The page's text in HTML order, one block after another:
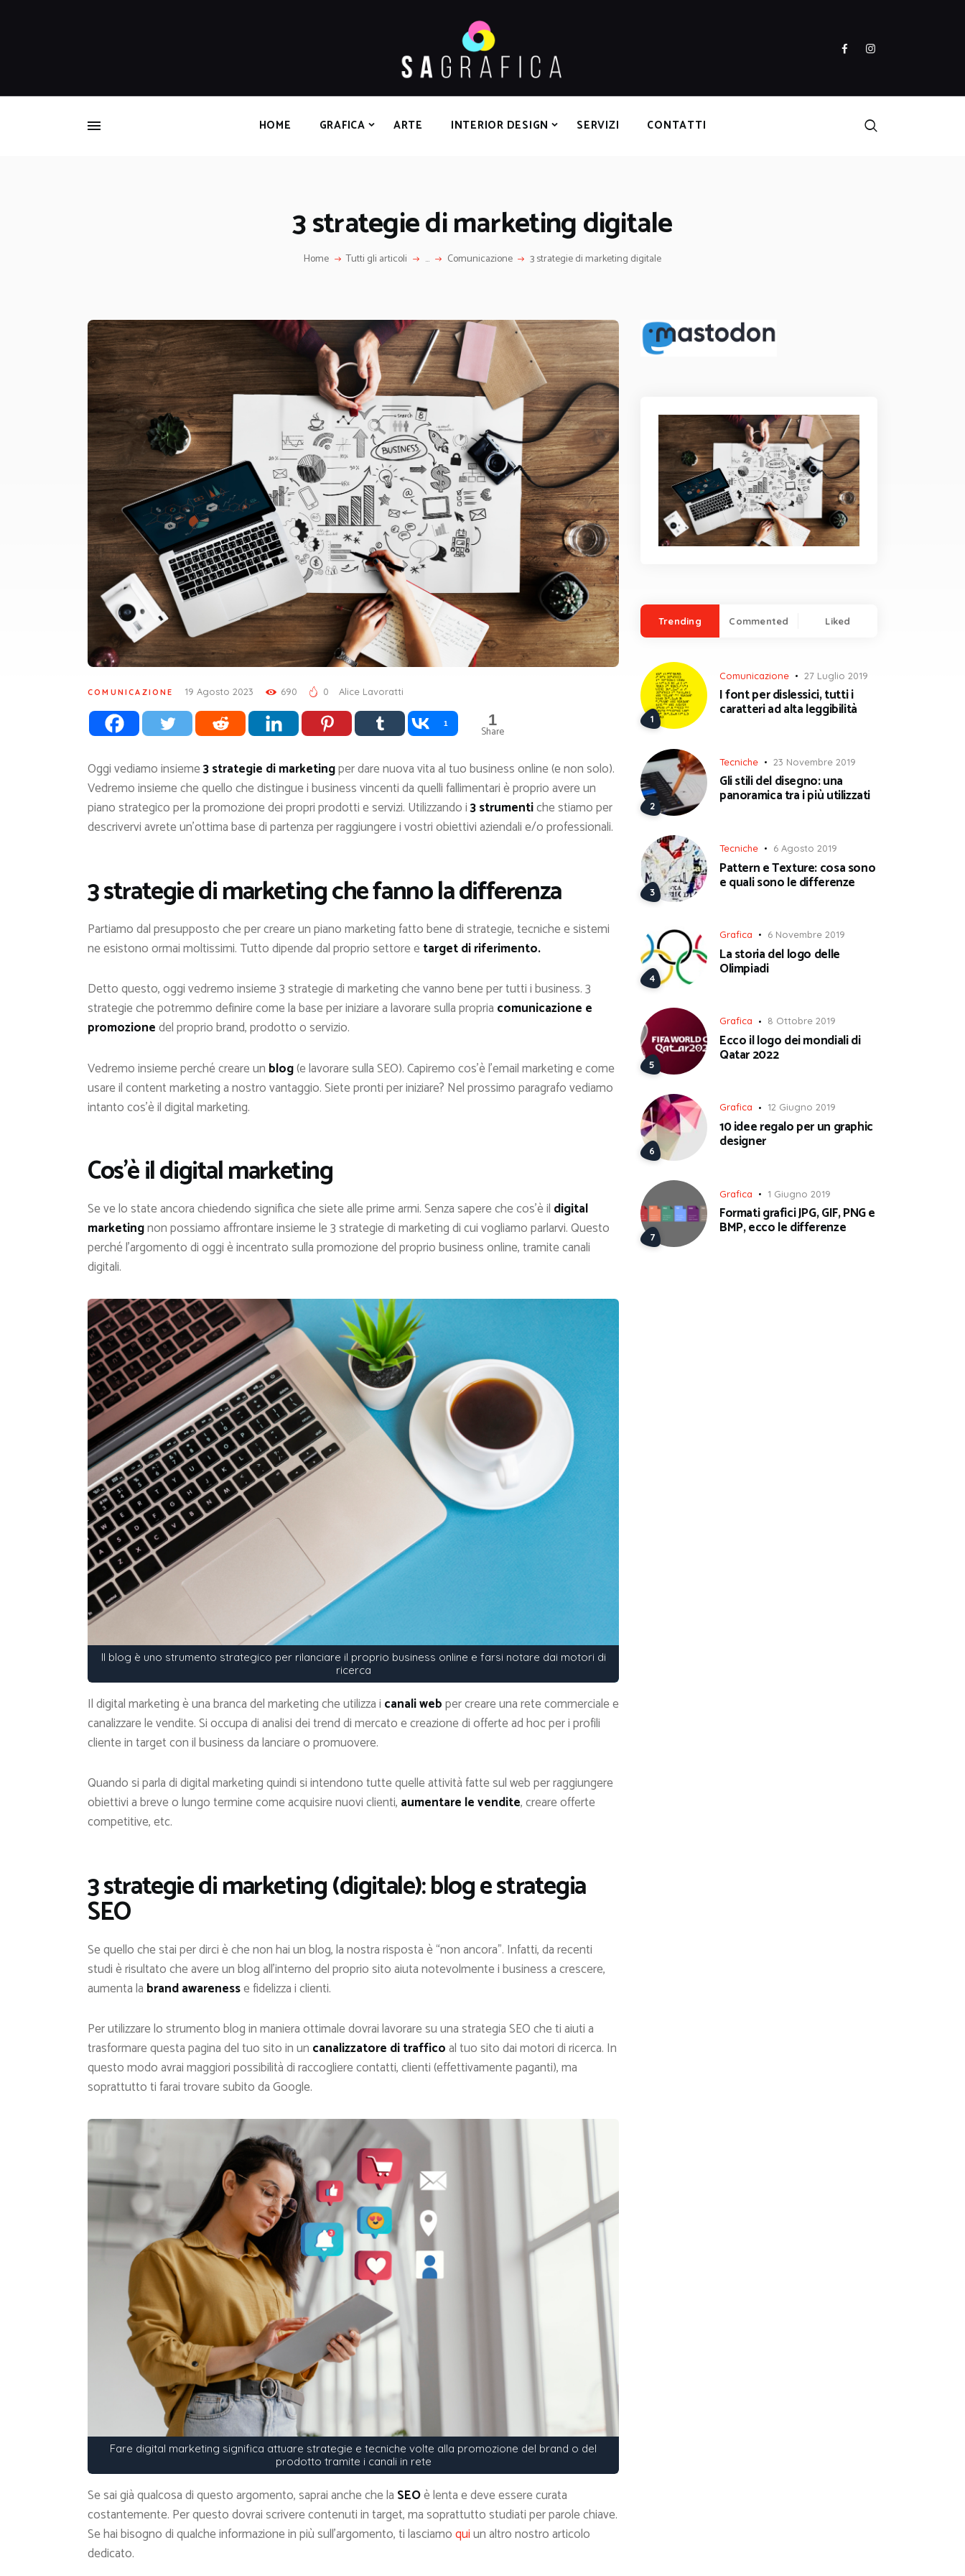
HOME GRAFICA ARTE INTERIOR DESIGN SERVIZI CONTATTI
3 strategie di marketing digitale
Home Tutti gli articoli ... Comunicazione 3 strategie di marketing digitale
INTERIOR DESIGN
SERVIZI
COMUNICAZIONE 19 Agosto 2023 690 0 Alice Lavoratti
1 1
Share
Oggi vediamo insieme3 strategie di marketingper dare nuova vita al tuo business online (e non solo).
Vedremo insieme che quello che distingue i business vincenti da quelli fallimentari è proprio avere un
piano strategico per la promozione dei propri prodotti e servizi. Utilizzando i3 strumentiche stiamo per
descrivervi avrete un’ottima base di partenza per raggiungere i vostri obiettivi aziendali e/o professionali.
3 strategie di marketing che fanno la differenza
Partiamo dal presupposto che per creare un piano marketing fatto bene di strategie, tecniche e sistemi
ne esistono ormai moltissimi. Tutto dipende dal proprio settore etarget di riferimento.
Detto questo, oggi vedremo insieme 3 strategie di marketing che vanno bene per tutti i business. 3
strategie che potremmo definire come la base per iniziare a lavorare sulla propria comunicazione e
promozionedel proprio brand, prodotto o servizio.
Vedremo insieme perché creare un blog(e lavorare sulla SEO). Capiremo cos’è l’email marketing e come
usare il content marketing a nostro vantaggio. Siete pronti per iniziare? Nel prossimo paragrafo vediamo
intanto cos’è il digital marketing.
Cos’è il digital marketing
Se ve lo state ancora chiedendo significa che siete alle prime armi. Senza sapere che cos’è il digital
marketingnon possiamo affrontare insieme le 3 strategie di marketing di cui vogliamo parlarvi. Questo
perché l’argomento di oggi è incentrato sulla promozione del proprio business online, tramite canali
digitali.
Il blog è uno strumento strategico per rilanciare il proprio business online e farsi notare dai motori di
ricerca
Il digital marketing è una branca del marketing che utilizza i canali webper creare una rete commerciale e
canalizzare le vendite. Si occupa di analisi dei trend di mercato e creazione di offerte ad hoc per i profili
cliente in target con il business da lanciare o promuovere.
Quando si parla di digital marketing quindi si intendono tutte quelle attività fatte sul web per raggiungere
obiettivi a breve o lungo termine come acquisire nuovi clienti, aumentare le vendite, creare offerte
competitive, etc.
3 strategie di marketing (digitale): blog e strategia
SEO
Se quello che stai per dirci è che non hai un blog, la nostra risposta è “non ancora”. Infatti, da recenti
studi è risultato che avere un blog all’interno del proprio sito aiuta notevolmente i business a crescere,
aumenta la brand awarenesse fidelizza i clienti.
Per utilizzare lo strumento blog in maniera ottimale dovrai lavorare su una strategia SEO che ti aiuti a
trasformare questa pagina del tuo sito in un canalizzatore di trafficoal tuo sito dai motori di ricerca. In
questo modo avrai maggiori possibilità di raccogliere contatti, clienti (effettivamente paganti), ma
soprattutto ti farai trovare subito da Google.
Fare digital marketing significa attuare strategie e tecniche volte alla promozione del brand o del
prodotto tramite i canali in rete
Se sai già qualcosa di questo argomento, saprai anche che la SEOè lenta e deve essere curata
costantemente. Per questo dovrai scrivere contenuti in target, ma soprattutto studiati per parole chiave.
Se hai bisogno di qualche informazione in più sull’argomento, ti lasciamoquiun altro nostro articolo
dedicato.
Trending Commented Liked
Comunicazione 27 Luglio 2019
I font per dislessici, tutti i
caratteri ad alta leggibilità
Tecniche 23 Novembre 2019
Gli stili del disegno: una
panoramica tra i più utilizzati
Tecniche 6 Agosto 2019
Pattern e Texture: cosa sono
e quali sono le differenze
Grafica 6 Novembre 2019
La storia del logo delle
Olimpiadi
Grafica 8 Ottobre 2019
Ecco il logo dei mondiali di
Qatar 2022
Grafica 12 Giugno 2019
10 idee regalo per un graphic
designer
Grafica 1 Giugno 2019
Formati grafici JPG, GIF, PNG e
BMP, ecco le differenze